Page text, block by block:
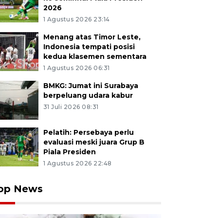
2026
1 Agustus 2026 23:14
Menang atas Timor Leste,
Indonesia tempati posisi
kedua klasemen sementara
1 Agustus 2026 06:31
BMKG: Jumat ini Surabaya
berpeluang udara kabur
31 Juli 2026 08:31
Pelatih: Persebaya perlu
evaluasi meski juara Grup B
Piala Presiden
1 Agustus 2026 22:48
News